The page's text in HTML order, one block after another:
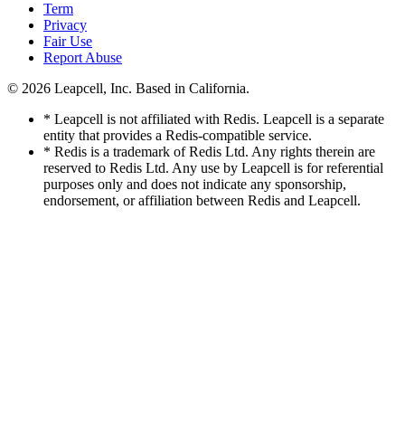
Term
Privacy
Fair Use
Report Abuse
© 2026 Leapcell, Inc. Based in California.
* Leapcell is not affiliated with Redis. Leapcell is a separate
entity that provides a Redis-compatible service.
* Redis is a trademark of Redis Ltd. Any rights therein are
reserved to Redis Ltd. Any use by Leapcell is for referential
purposes only and does not indicate any sponsorship,
endorsement, or affiliation between Redis and Leapcell.